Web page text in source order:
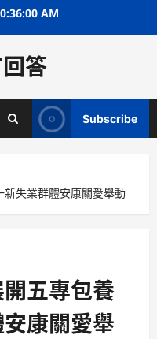
AM
答
Subscribe
失業群體安康關愛舉動
五專包養
康關愛舉